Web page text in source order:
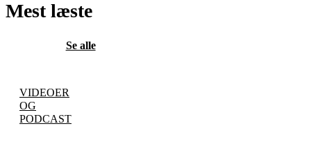
Mest læste
Se alle
VIDEOER
OG
PODCAST